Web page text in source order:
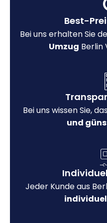
Best-
Bei uns erhalten Sie
Umzug Berlin
Bei uns wissen Sie,
und
Jeder Kunde aus